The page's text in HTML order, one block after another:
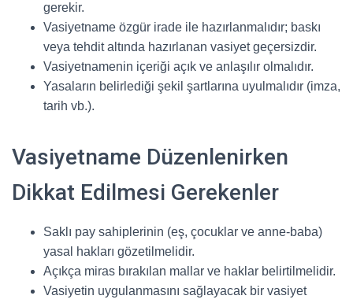
gerekir.
Vasiyetname özgür irade ile hazırlanmalıdır; baskı
veya tehdit altında hazırlanan vasiyet geçersizdir.
Vasiyetnamenin içeriği açık ve anlaşılır olmalıdır.
Yasaların belirlediği şekil şartlarına uyulmalıdır (imza,
tarih vb.).
Vasiyetname Düzenlenirken
Dikkat Edilmesi Gerekenler
Saklı pay sahiplerinin (eş, çocuklar ve anne-baba)
yasal hakları gözetilmelidir.
Açıkça miras bırakılan mallar ve haklar belirtilmelidir.
Vasiyetin uygulanmasını sağlayacak bir vasiyet